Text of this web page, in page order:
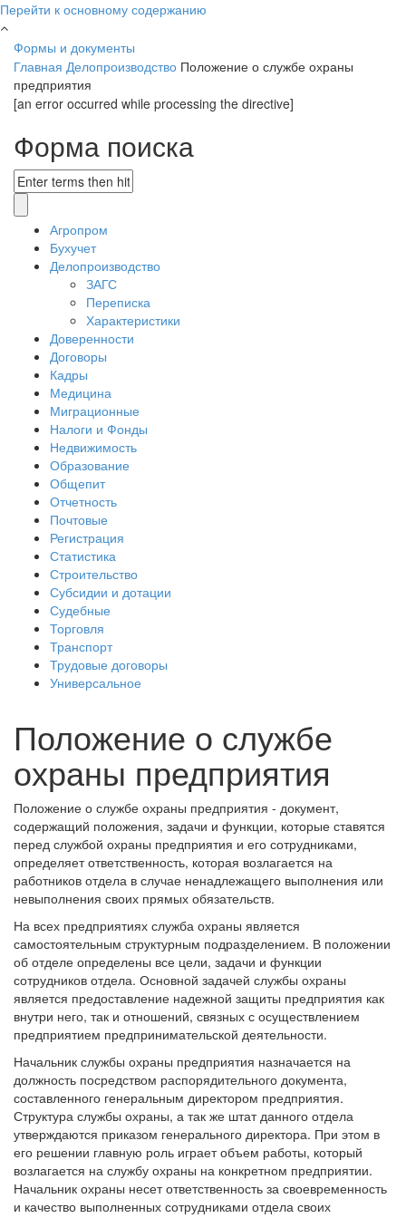
Перейти к основному содержанию
Формы и документы
Главная Делопроизводство Положение о службе охраны
предприятия
[an error occurred while processing the directive]
Форма поиска
Агропром
Бухучет
Делопроизводство
ЗАГС
Переписка
Характеристики
Доверенности
Договоры
Кадры
Медицина
Миграционные
Налоги и Фонды
Недвижимость
Образование
Общепит
Отчетность
Почтовые
Регистрация
Статистика
Строительство
Субсидии и дотации
Судебные
Торговля
Транспорт
Трудовые договоры
Универсальное
Положение о службе
охраны предприятия
Положение о службе охраны предприятия - документ,
содержащий положения, задачи и функции, которые ставятся
перед службой охраны предприятия и его сотрудниками,
определяет ответственность, которая возлагается на
работников отдела в случае ненадлежащего выполнения или
невыполнения своих прямых обязательств.
На всех предприятиях служба охраны является
самостоятельным структурным подразделением. В положении
об отделе определены все цели, задачи и функции
сотрудников отдела. Основной задачей службы охраны
является предоставление надежной защиты предприятия как
внутри него, так и отношений, связных с осуществлением
предприятием предпринимательской деятельности.
Начальник службы охраны предприятия назначается на
должность посредством распорядительного документа,
составленного генеральным директором предприятия.
Структура службы охраны, а так же штат данного отдела
утверждаются приказом генерального директора. При этом в
его решении главную роль играет объем работы, который
возлагается на службу охраны на конкретном предприятии.
Начальник охраны несет ответственность за своевременность
и качество выполненных сотрудниками отдела своих